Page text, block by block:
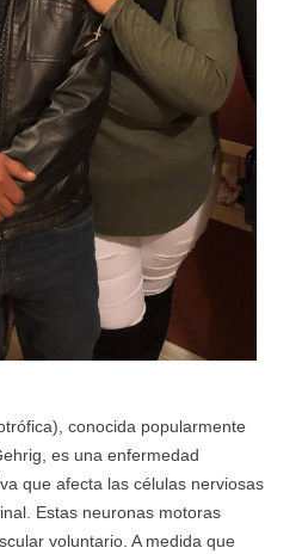
conocida popularmente
es una enfermedad
que afecta las células nerviosas
Estas neuronas motoras
voluntario. A medida que